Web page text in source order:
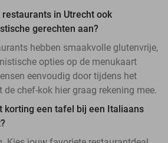
in Utrecht ook
gerechten aan?
hebben smaakvolle glutenvrije,
opties op de menukaart
eenvoudig door tijdens het
de chef-kok hier graag rekening mee.
korting een tafel bij een Italiaans